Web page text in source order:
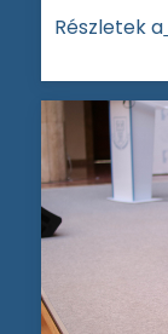
Részletek a